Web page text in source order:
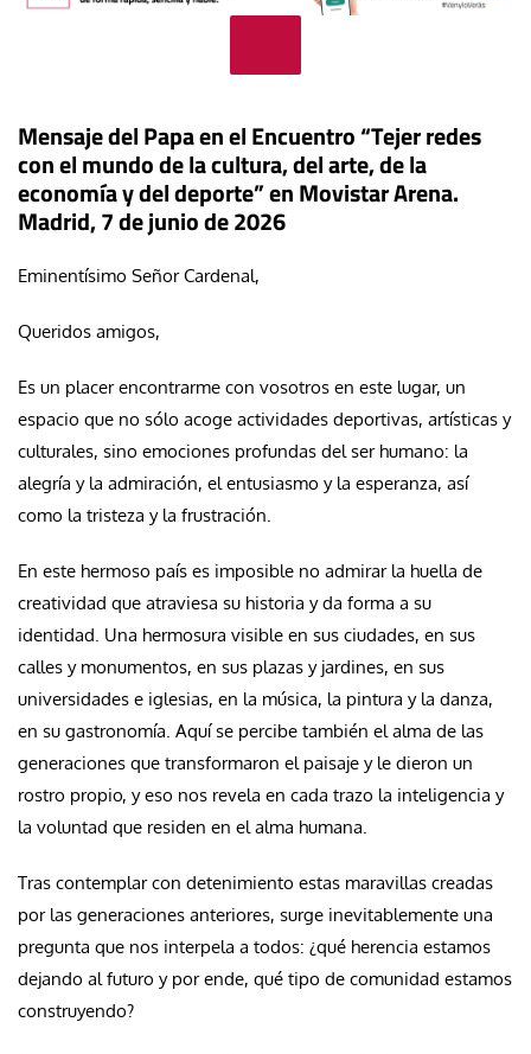
Mensaje del Papa en el Encuentro “Tejer redes
con el mundo de la cultura, del arte, de la
economía y del deporte” en Movistar Arena.
Madrid, 7 de junio de 2026
Eminentísimo Señor Cardenal,
Queridos amigos,
Es un placer encontrarme con vosotros en este lugar, un
espacio que no sólo acoge actividades deportivas, artísticas y
culturales, sino emociones profundas del ser humano: la
alegría y la admiración, el entusiasmo y la esperanza, así
como la tristeza y la frustración.
En este hermoso país es imposible no admirar la huella de
creatividad que atraviesa su historia y da forma a su
identidad. Una hermosura visible en sus ciudades, en sus
calles y monumentos, en sus plazas y jardines, en sus
universidades e iglesias, en la música, la pintura y la danza,
en su gastronomía. Aquí se percibe también el alma de las
generaciones que transformaron el paisaje y le dieron un
rostro propio, y eso nos revela en cada trazo la inteligencia y
la voluntad que residen en el alma humana.
Tras contemplar con detenimiento estas maravillas creadas
por las generaciones anteriores, surge inevitablemente una
pregunta que nos interpela a todos: ¿qué herencia estamos
dejando al futuro y por ende, qué tipo de comunidad estamos
construyendo?